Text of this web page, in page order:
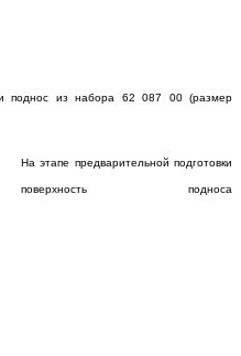
поднос из набора 62 087 00 (размер
На этапе предварительной подготовки
поверхность подноса